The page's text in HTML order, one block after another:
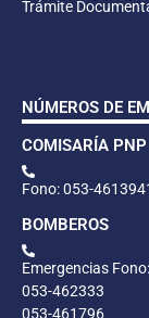
Trámite
NÚMEROS DE
COMISARÍA PNP
Fono: 053-
BOMBEROS
Emergencias
053-462333
053-461796